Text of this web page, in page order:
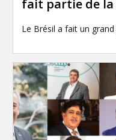
fait partie de
Le Brésil a fait un